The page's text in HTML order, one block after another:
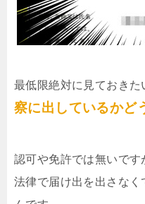
最低限絶対に見ておきた
察に出しているかど
認可や免許では無いで
法律で届け出を出さな